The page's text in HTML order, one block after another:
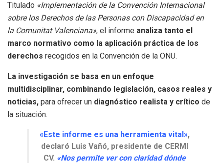
Titulado «Implementación de la Convención Internacional
sobre los Derechos de las Personas con Discapacidad en
la Comunitat Valenciana», el informe analiza tanto el
marco normativo como la aplicación práctica de los
derechos recogidos en la Convención de la ONU.
La investigación se basa en un enfoque
multidisciplinar, combinando legislación, casos reales y
noticias, para ofrecer un diagnóstico realista y crítico de
la situación.
«Este informe es una herramienta vital»,
declaró Luis Vañó, presidente de CERMI
CV. «Nos permite ver con claridad dónde